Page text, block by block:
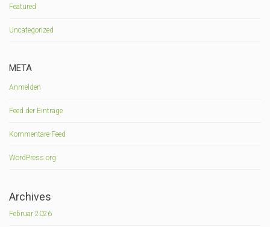
Featured
Uncategorized
META
Anmelden
Feed der Einträge
Kommentare-Feed
WordPress.org
Archives
Februar 2026